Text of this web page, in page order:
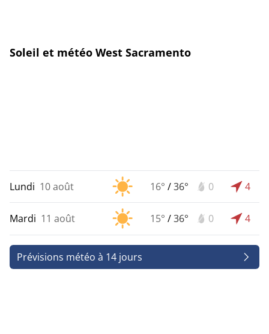
Soleil et météo West Sacramento
Lundi 10 août 16° /36° 0 4
Mardi 11 août 15° /36° 0 4
Prévisions météo à 14 jours